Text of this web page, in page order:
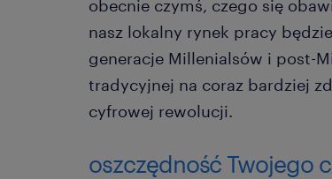
obecnie czymś, czego się
nasz lokalny rynek pracy
generacje Millenialsów i post-
tradycyjnej na coraz bardziej
cyfrowej rewolucji.
oszczędność Twojego